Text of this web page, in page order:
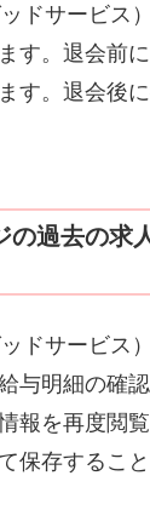
ドサービス
す。退会前
す。退会後
の過去の求
ドサービス
与明細の確
報を再度閲
保存するこ